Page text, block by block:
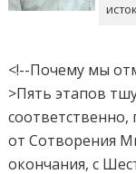
<!--Почему мы
>Пять этапов
от Сотворения
окончания, с